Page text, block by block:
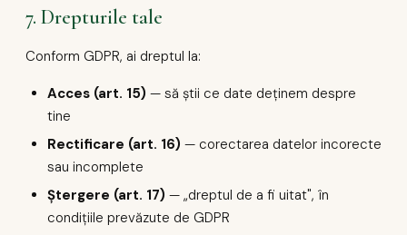
7. Drepturile tale
Conform GDPR, ai dreptul la:
Acces (art. 15) — să știi ce date deținem despre
tine
Rectificare (art. 16) — corectarea datelor incorecte
sau incomplete
Ștergere (art. 17) — „dreptul de a fi uitat", în
condițiile prevăzute de GDPR